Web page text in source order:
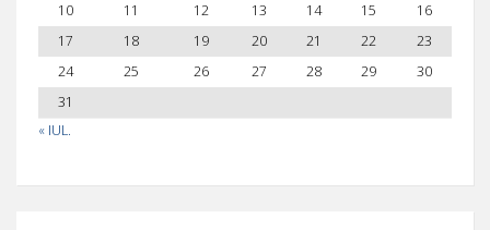
« IUL.
10
11 12 13 14 15
16
17
18 19 20 21 22
23
24
25 26 27 28 29
30
31